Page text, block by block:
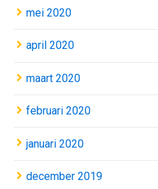
mei 2020
april 2020
maart 2020
februari 2020
januari 2020
december 2019